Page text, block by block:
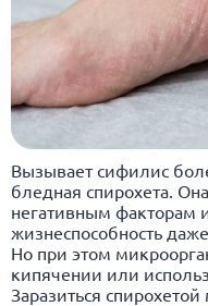
Вызывает сифилис
бледная спирохета.
негативным факторам
жизнеспособность
Но при этом
кипячении или
Заразиться